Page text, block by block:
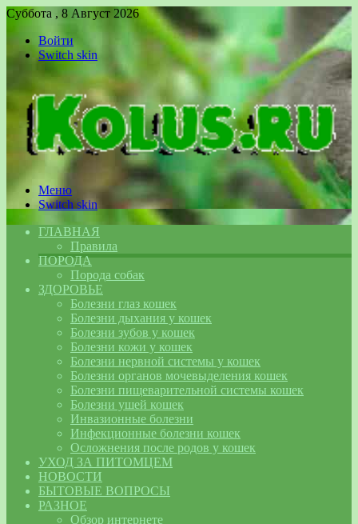
Суббота , 8 Август 2026
Войти
Switch skin
Меню
Switch skin
ГЛАВНАЯ
Правила
ПОРОДА
Порода собак
ЗДОРОВЬЕ
Болезни глаз кошек
Болезни дыхания у кошек
Болезни зубов у кошек
Болезни кожи у кошек
Болезни нервной системы у кошек
Болезни органов мочевыделения кошек
Болезни пищеварительной системы кошек
Болезни ушей кошек
Инвазионные болезни
Инфекционные болезни кошек
Осложнения после родов у кошек
УХОД ЗА ПИТОМЦЕМ
НОВОСТИ
БЫТОВЫЕ ВОПРОСЫ
РАЗНОЕ
Обзор интернете